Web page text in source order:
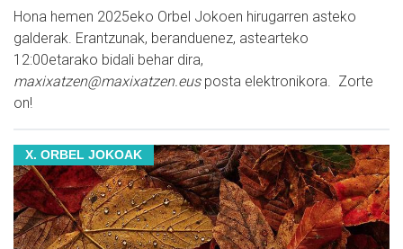
Hona hemen 2025eko Orbel Jokoen hirugarren asteko
galderak. Erantzunak, beranduenez, astearteko
12:00etarako bidali behar dira,
maxixatzen@maxixatzen.eusposta elektronikora. Zorte
on!
X. ORBEL JOKOAK